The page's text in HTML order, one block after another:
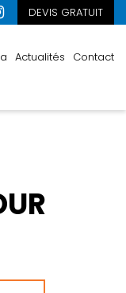
DEVIS GRATUIT
Actualités Contact